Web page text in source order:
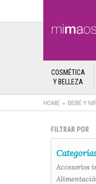
COSMÉTICA
Y BELLEZA
HOME BEBÉ Y
FILTRAR POR
Accesorios